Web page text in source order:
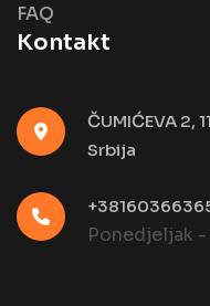
FAQ
Kontakt
ČUMIĆEVA 2,
Srbija
Ponedjeljak